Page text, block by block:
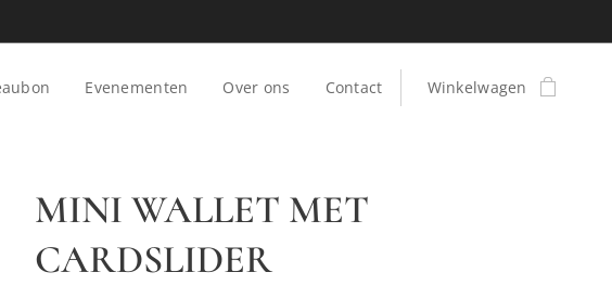
Evenementen Over ons Contact Winkelwagen
MINI WALLET MET
CARDSLIDER